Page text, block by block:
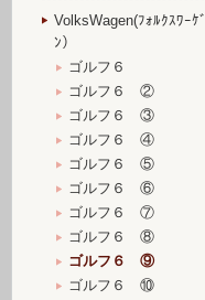
VolksWagen(ﾌｫﾙｸｽﾜｰｹﾞ
ﾝ）
ゴルフ６
ゴルフ６ ②
ゴルフ６ ③
ゴルフ６ ④
ゴルフ６ ⑤
ゴルフ６ ⑥
ゴルフ６ ⑦
ゴルフ６ ⑧
ゴルフ６ ⑨
ゴルフ６ ⑩